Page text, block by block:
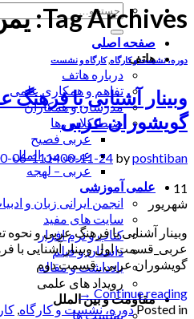
جستجو
برای:
صفحه اصلی
هاتف
درباره هاتف
تفاهم و همکاری علمی
مدرسان و همکاران
ضبط کلاس ها
عربی فصیح
عربی بین الملل
عربی – لهجه
علمی آموزشی
انجمن ایرانی زبان و
سایت های مفید
کتاب و نرم افزار
داستان و فیلم
یادداشت و مقاله
رویداد های علمی
مقاومت و بین الملل
نشست ها
Tag Archives:
دوره، نشست و کارگاه ,کارگاه و نشست
وبینار آشنایی با فرهنگ
گویشوران عربی
06-111400-11-24 byposhtiban
11
شهریور
وبینار آشنایی با فرهنگ عربی و نحوه
عربی_قسمت اول وبینار آشنایی با
گویشوران عربی _قسمت دوم
Continue reading
→
Posted inدوره، نشست و کارگاه